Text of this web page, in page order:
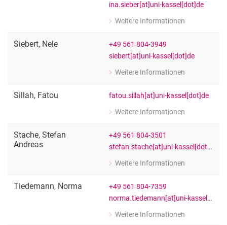
ina.sieber[at]uni-kassel[dot]de
Weitere Informationen
zu Ina M. Sieber
Siebert, Nele
+49 561 804-3949
siebert[at]uni-kassel[dot]de
Weitere Informationen
zu Nele Siebert
Sillah, Fatou
fatou.sillah[at]uni-kassel[dot]de
Weitere Informationen
zu Fatou Sillah
Stache, Stefan
Andreas
+49 561 804-3501
stefan.stache[at]uni-kassel[dot]de
Weitere Informationen
zu Stefan Andreas Stache
Tiedemann, Norma
+49 561 804-7359
norma.tiedemann[at]uni-kassel[dot]de
Weitere Informationen
zu Norma Tiedemann